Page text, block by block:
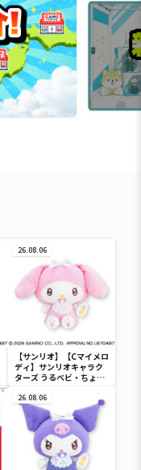
26.08.06
【サンリオ】【Cマイメロ
ディ】サンリオキャラク
ターズ うるベビ・ちょい
26.08.06